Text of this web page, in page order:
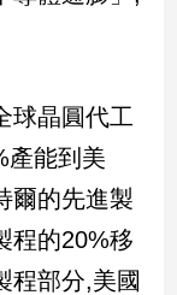
球晶圓代工
產能到美
爾的先進製
程的20%移
程部分,美國